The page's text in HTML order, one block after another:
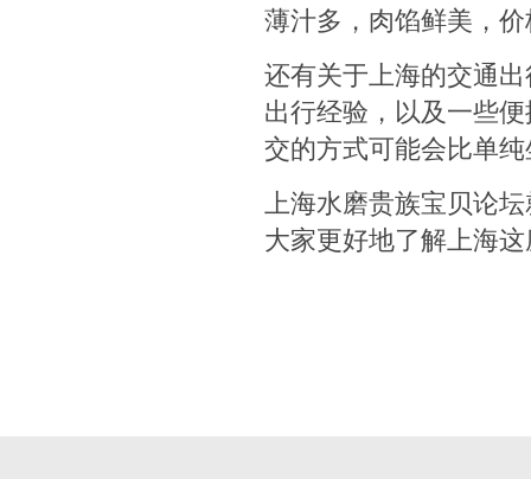
薄汁多，肉馅鲜美，
还有关于上海的交通
出行经验，以及一些
交的方式可能会比单
上海水磨贵族宝贝论
大家更好地了解上海